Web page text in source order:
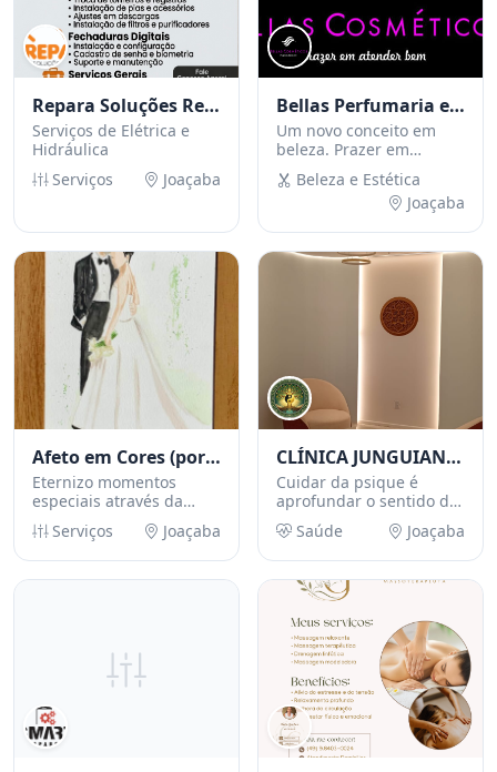
Repara Soluções Residenciais
Serviços de Elétrica e
Hidráulica
Serviços
Joaçaba
Bellas Perfumaria e Cosméticos
Um novo conceito em
beleza. Prazer em
atender bem !
Beleza e Estética
Joaçaba
Afeto em Cores (por Luciane)
Eternizo momentos
especiais através da
aquarela
Serviços Joaçaba
CLÍNICA JUNGUIANA DE INTEGRAÇÃO PSIQUICA LTDA
Cuidar da psique é
aprofundar o sentido da
vida.
Saúde Joaçaba